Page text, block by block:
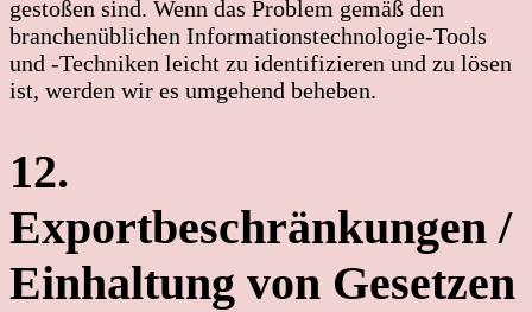
gestoßen sind. Wenn das Problem gemäß den
branchenüblichen Informationstechnologie-Tools
und -Techniken leicht zu identifizieren und zu lösen
ist, werden wir es umgehend beheben.
12.
Exportbeschränkungen /
Einhaltung von Gesetzen